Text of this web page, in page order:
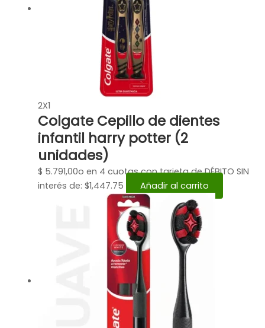
2X1
Colgate Cepillo de dientes
infantil harry potter (2
unidades)
$ 5.791,00o en 4 cuotas con tarjeta de DÉBITO SIN
interés de: $1,447.75
Añadir al carrito